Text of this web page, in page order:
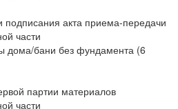
акта приема-передачи
части
дома/бани без фундамента (6
партии материалов
части